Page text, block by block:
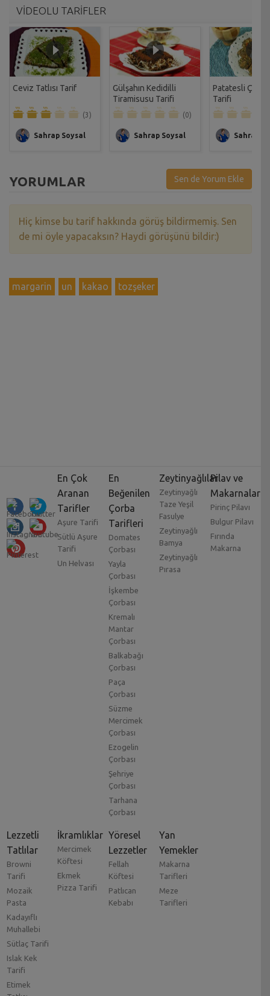
VİDEOLU TARİFLER
Ceviz Tatlısı Tarif
(3)
Sahrap Soysal
Gülşahın Kedidilli
Tiramisusu Tarifi
(0)
Sahrap Soysal
Patatesli Çıtır
Tarifi
Sahrap
YORUMLAR Sen de Yorum Ekle
Hiç kimse bu tarif hakkında görüş bildirmemiş. Sen
de mi öyle yapacaksın? Haydi görüşünü bildir:)
margarin un kakao tozşeker
En Çok
Aranan
Tarifler
Aşure Tarifi
Sütlü Aşure
Tarifi
Un Helvası
En
Beğenilen
Çorba
Tarifleri
Domates
Çorbası
Yayla
Çorbası
İşkembe
Çorbası
Kremalı
Mantar
Çorbası
Balkabağı
Çorbası
Paça
Çorbası
Süzme
Mercimek
Çorbası
Ezogelin
Çorbası
Şehriye
Çorbası
Tarhana
Çorbası
Zeytinyağlılar
Zeytinyağlı
Taze Yeşil
Fasulye
Zeytinyağlı
Bamya
Zeytinyağlı
Pırasa
Pilav ve
Makarnalar
Pirinç Pilavı
Bulgur Pilavı
Fırında
Makarna
Lezzetli
Tatlılar
Browni
Tarifi
Mozaik
Pasta
Kadayıflı
Muhallebi
Sütlaç Tarifi
Islak Kek
Tarifi
Etimek
İkramlıklar
Mercimek
Köftesi
Ekmek
Pizza Tarifi
Yöresel
Lezzetler
Fellah
Köftesi
Patlıcan
Kebabı
Yan
Yemekler
Makarna
Tarifleri
Meze
Tarifleri